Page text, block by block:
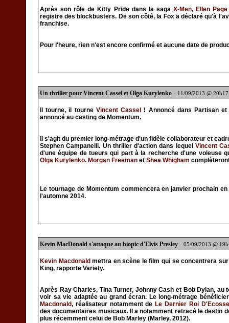
Après son rôle de Kitty Pride dans la saga X-Men, Ellen Page
registre des blockbusters. De son côté, la Fox a déclaré qu'à
franchise.
Pour l'heure, rien n'est encore confirmé et aucune date de
Un thriller pour Vincent Cassel et Olga Kurylenko - 11/09/2013 @ 20h17
Il tourne, il tourne Vincent Cassel
! Annoncé dans Partisan
annoncé au casting de Momentum.
Il s'agit du premier long-métrage d'un fidèle collaborateur et
Stephen Campanelli. Un thriller d'action dans lequel Vincent
d'une équipe de tueurs qui part à la recherche d'une voleuse
Olga Kurylenko. Morgan Freeman et Shea Whigham
Le tournage de Momentum commencera en janvier prochain
l'automne 2014.
Kevin MacDonald s'attaque au biopic d'Elvis Presley - 05/09/2013 @
Kevin Macdonald mettra en scène le film qui se concentrera
King, rapporte Variety.
Après Ray Charles, Tina Turner, Johnny Cash et Bob Dylan, au
voir sa vie adaptée au grand écran. Le long-métrage
Macdonald, réalisateur notamment de Le Dernier Roi D'Ecosse
des documentaires musicaux. Il a notamment retracé le destin
plus récemment celui de Bob Marley (Marley, 2012).